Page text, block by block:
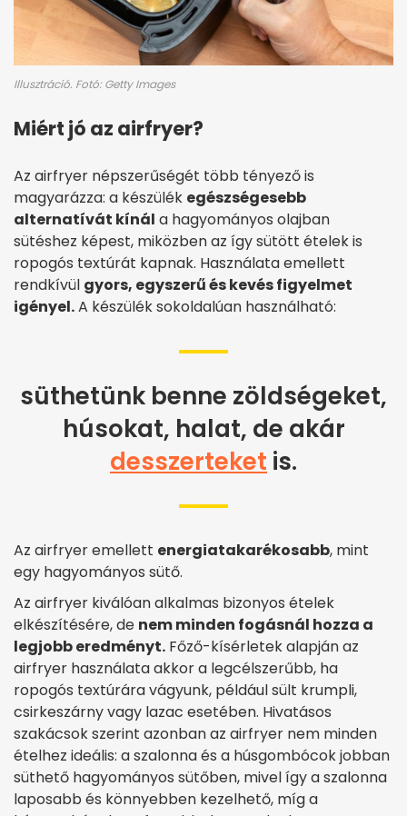
Illusztráció. Fotó: Getty Images
Miért jó az airfryer?
Az airfryer népszerűségét több tényező is
magyarázza: a készülék egészségesebb
alternatívát kínál a hagyományos olajban
sütéshez képest, miközben az így sütött ételek is
ropogós textúrát kapnak. Használata emellett
rendkívül gyors, egyszerű és kevés figyelmet
igényel.A készülék sokoldalúan használható:
süthetünk benne zöldségeket,
húsokat, halat, de akár
desszerteket is.
Az airfryer emellett energiatakarékosabb, mint
egy hagyományos sütő.
Az airfryer kiválóan alkalmas bizonyos ételek
elkészítésére, de nem minden fogásnál hozza a
legjobb eredményt. Főző-kísérletek alapján az
airfryer használata akkor a legcélszerűbb, ha
ropogós textúrára vágyunk, például sült krumpli,
csirkeszárny vagy lazac esetében. Hivatásos
szakácsok szerint azonban az airfryer nem minden
ételhez ideális: a szalonna és a húsgombócok jobban
süthető hagyományos sütőben, mivel így a szalonna
laposabb és könnyebben kezelhető, míg a